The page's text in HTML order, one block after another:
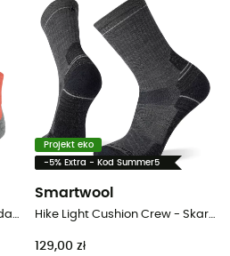
Falke Tk5 Short - Skarpety damskie
Projekt eko
-5% Extra - Kod Summer5
Smartwool
Hike Light Cushion Crew - Skarpety trekkingowe
129,00 zł